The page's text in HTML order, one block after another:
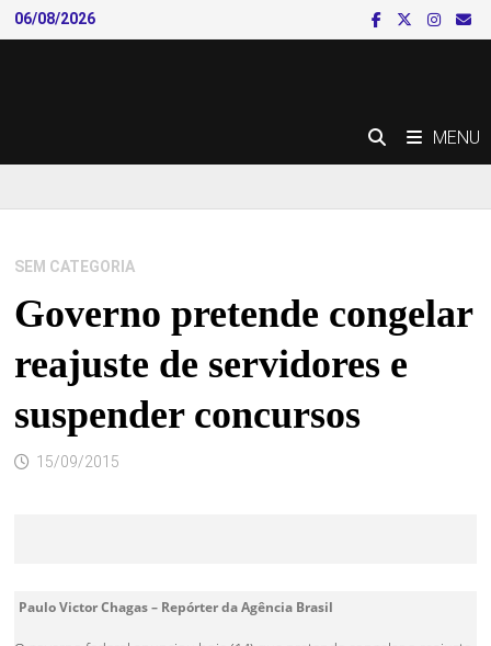
Skip
to
06/08/2026
MENU
SEM CATEGORIA
Governo pretende congelar
reajuste de servidores e
suspender concursos
15/09/2015
Paulo Victor Chagas – Repórter da Agência Brasil